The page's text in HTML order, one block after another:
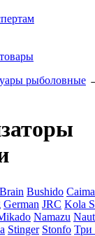
рыболовные
Brain Bushido
German JRC Kola
Namazu
Stinger Stonfo Три